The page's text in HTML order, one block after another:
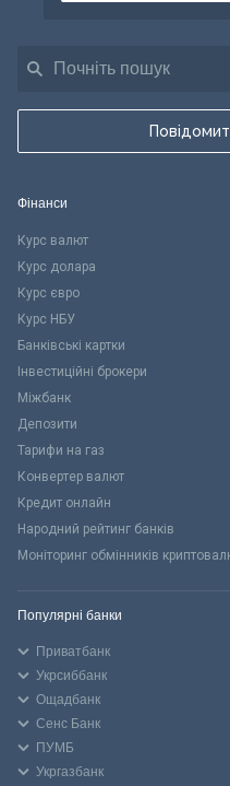
Фінанси
Курс валют
Курс долара
Курс євро
Курс НБУ
Банківські картки
Інвестиційні брокери
Міжбанк
Депозити
Тарифи на газ
Конвертер валют
Кредит онлайн
Народний рейтинг банків
Моніторинг обмінників
Популярні банки
Приватбанк
Укрсиббанк
Ощадбанк
Сенс Банк
ПУМБ
Укргазбанк